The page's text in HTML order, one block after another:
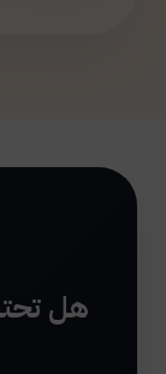
هل